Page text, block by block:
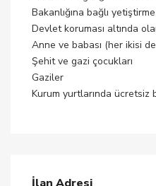
Bakanlığına bağlı
Devlet koruması altında
Anne ve babası (her ikisi
Şehit ve gazi çocukları
Gaziler
Kurum yurtlarında ücretsiz